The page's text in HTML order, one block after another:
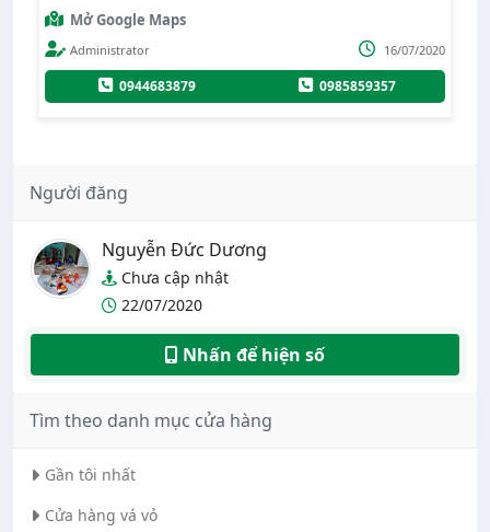
Mở Google Maps
Administrator 16/07/2020
0944683879 0985859357
Người đăng
Nguyễn Đức Dương
Chưa cập nhật
22/07/2020
Nhấn để hiện số
Tìm theo danh mục cửa hàng
Gần tôi nhất
Cửa hàng vá vỏ